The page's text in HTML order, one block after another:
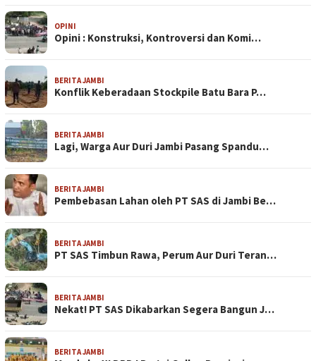
OPINI
Opini : Konstruksi, Kontroversi dan Komi…
BERITA JAMBI
Konflik Keberadaan Stockpile Batu Bara P…
BERITA JAMBI
Lagi, Warga Aur Duri Jambi Pasang Spandu…
BERITA JAMBI
Pembebasan Lahan oleh PT SAS di Jambi Be…
BERITA JAMBI
PT SAS Timbun Rawa, Perum Aur Duri Teran…
BERITA JAMBI
Nekat! PT SAS Dikabarkan Segera Bangun J…
BERITA JAMBI